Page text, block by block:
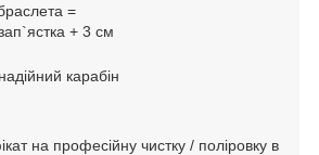
=
+ 3 см
карабін
на професійну чистку / поліровку в